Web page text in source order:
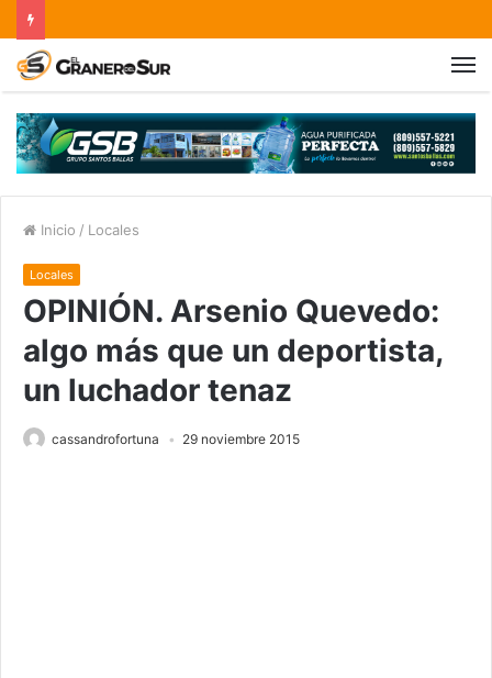
Inicio / Locales
Locales
OPINIÓN. Arsenio Quevedo:
algo más que un deportista,
un luchador tenaz
cassandrofortuna 29 noviembre 2015